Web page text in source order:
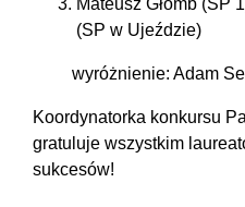
(SP w Ujeździe)
wyróżnienie: Adam
Koordynatorka konkursu
gratuluje wszystkim
sukcesów!